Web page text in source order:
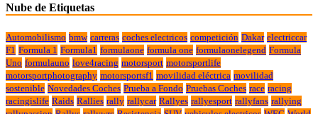
Nube de Etiquetas
Automobilismo bmw carreras coches electricos competición Dakar electriccar
F1 Formula 1 Formula1 formulaone formula one formulaonelegend Formula
Uno formulauno love4racing motorsport motorsportlife
motorsportphotography motorsportsf1 movilidad eléctrica movilidad
sostenible Novedades Coches Prueba a Fondo Pruebas Coches race racing
racingislife Raids Rallies rally rallycar Rallyes rallyesport rallyfans rallying